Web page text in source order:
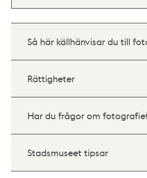
Så här källhänvisar du till
Rättigheter
Har du frågor om
Stadsmuseet tipsar